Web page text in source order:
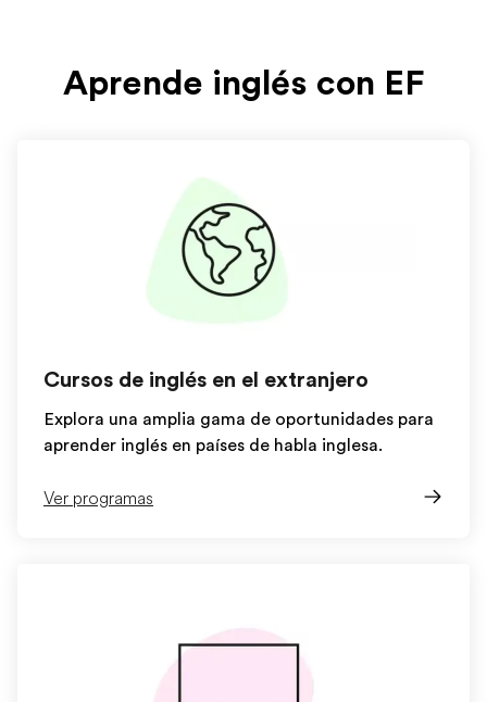
Aprende inglés con EF
Cursos de inglés en el extranjero
Explora una amplia gama de oportunidades para
aprender inglés en países de habla inglesa.
Ver programas